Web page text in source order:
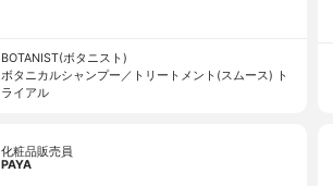
BOTANIST(ボタニスト)
ボタニカルシャンプー／トリートメント(スムース) ト
ライアル
化粧品販売員
PAYA